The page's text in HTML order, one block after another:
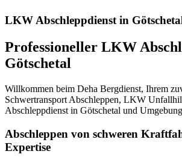
LKW Abschleppdienst in
Professioneller LKW
Götschetal
Willkommen beim Deha Bergdienst, Ihrem
Schwertransport Abschleppen, LKW
Abschleppdienst in Götschetal und
Abschleppen von schweren
Expertise